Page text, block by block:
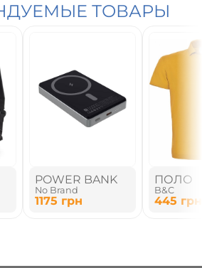
ТОВАРЫ
POWER BANK
No Brand
1175 грн
ПОЛО
B&C
445 грн